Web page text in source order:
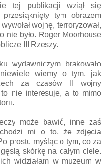
tej publikacji wziął się
tym obrazem
wojnę, terroryzował,
nie było. Roger Moorhouse
III Rzeszy.
wydawniczym brakowało
wiemy o tym, jak
za czasów II wojny
nie interesuje, a to mimo
może bawić, inne zaś
mi o to, że zdjęcia
prostu myśląc o tym, co za
skórkę na całym ciele.
widziałam w muzeum w